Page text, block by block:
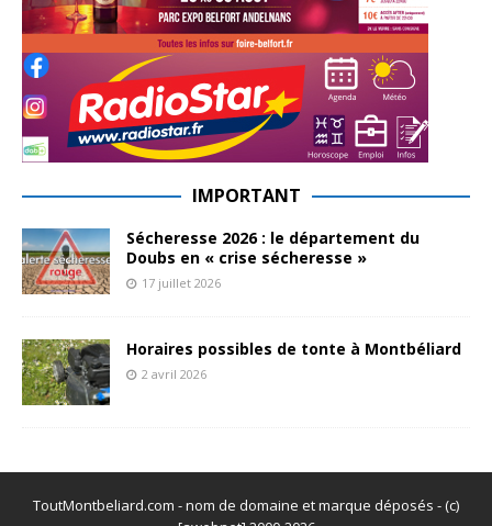
IMPORTANT
Sécheresse 2026 : le département du
Doubs en « crise sécheresse »
17 juillet 2026
Horaires possibles de tonte à Montbéliard
2 avril 2026
ToutMontbeliard.com - nom de domaine et marque déposés - (c)